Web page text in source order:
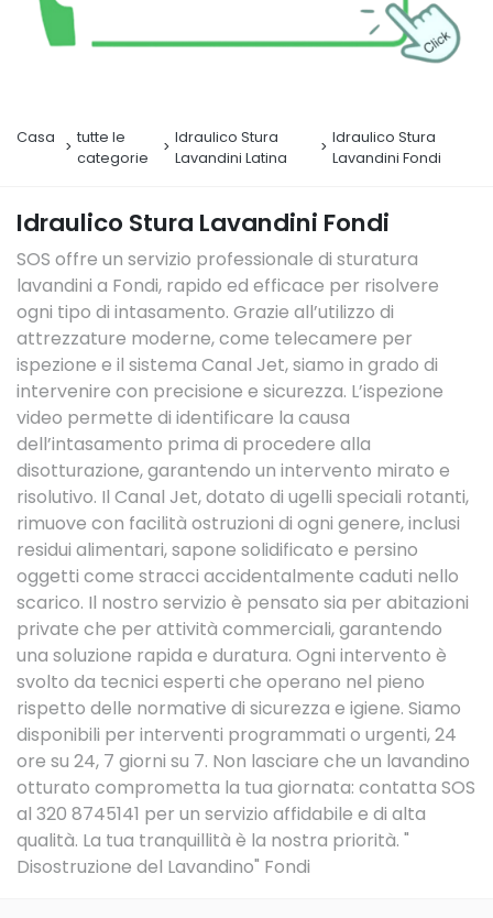
Casa
tutte le
categorie
Idraulico Stura
Lavandini Latina
Idraulico Stura
Lavandini Fondi
Idraulico Stura Lavandini Fondi
SOS offre un servizio professionale di sturatura
lavandini a Fondi, rapido ed efficace per risolvere
ogni tipo di intasamento. Grazie all’utilizzo di
attrezzature moderne, come telecamere per
ispezione e il sistema Canal Jet, siamo in grado di
intervenire con precisione e sicurezza. L’ispezione
video permette di identificare la causa
dell’intasamento prima di procedere alla
disotturazione, garantendo un intervento mirato e
risolutivo. Il Canal Jet, dotato di ugelli speciali rotanti,
rimuove con facilità ostruzioni di ogni genere, inclusi
residui alimentari, sapone solidificato e persino
oggetti come stracci accidentalmente caduti nello
scarico. Il nostro servizio è pensato sia per abitazioni
private che per attività commerciali, garantendo
una soluzione rapida e duratura. Ogni intervento è
svolto da tecnici esperti che operano nel pieno
rispetto delle normative di sicurezza e igiene. Siamo
disponibili per interventi programmati o urgenti, 24
ore su 24, 7 giorni su 7. Non lasciare che un lavandino
otturato comprometta la tua giornata: contatta SOS
al 320 8745141 per un servizio affidabile e di alta
qualità. La tua tranquillità è la nostra priorità. "
Disostruzione del Lavandino" Fondi